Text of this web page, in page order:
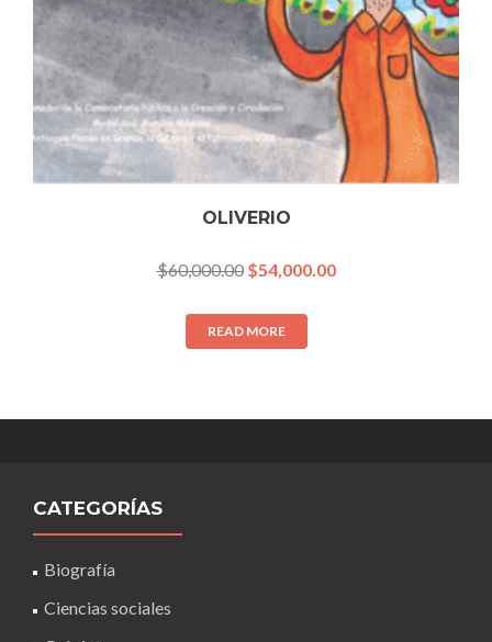
OLIVERIO
$60,000.00 $54,000.00
READ MORE
CATEGORÍAS
Biografía
Ciencias sociales